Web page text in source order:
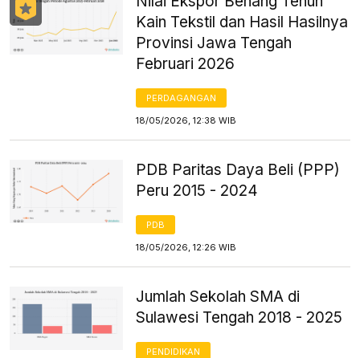
Kain Tekstil dan Hasil Hasilnya
Provinsi Jawa Tengah
Februari 2026
PERDAGANGAN
18/05/2026, 12:38 WIB
PDB Paritas Daya Beli (PPP)
Peru 2015 - 2024
PDB
18/05/2026, 12:26 WIB
Jumlah Sekolah SMA di
Sulawesi Tengah 2018 - 2025
PENDIDIKAN